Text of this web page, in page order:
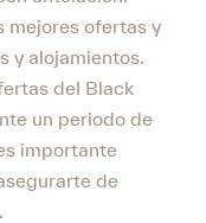
mejores ofertas y
y alojamientos.
del Black
un periodo de
importante
de